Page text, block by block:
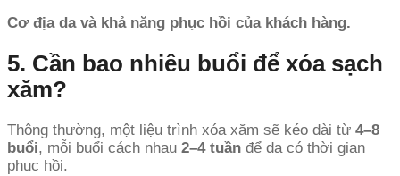
Cơ địa da và khả năng phục hồi của khách hàng.
5. Cần bao nhiêu buổi để xóa sạch
xăm?
Thông thường, một liệu trình xóa xăm sẽ kéo dài từ 4–8
buổi, mỗi buổi cách nhau 2–4 tuần để da có thời gian
phục hồi.